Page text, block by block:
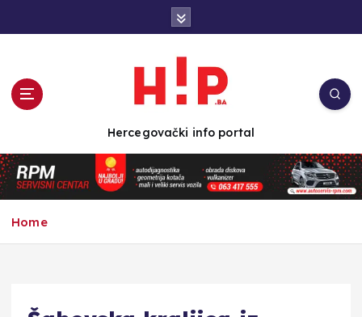
n
t
e
Hercegovački info portal
Home